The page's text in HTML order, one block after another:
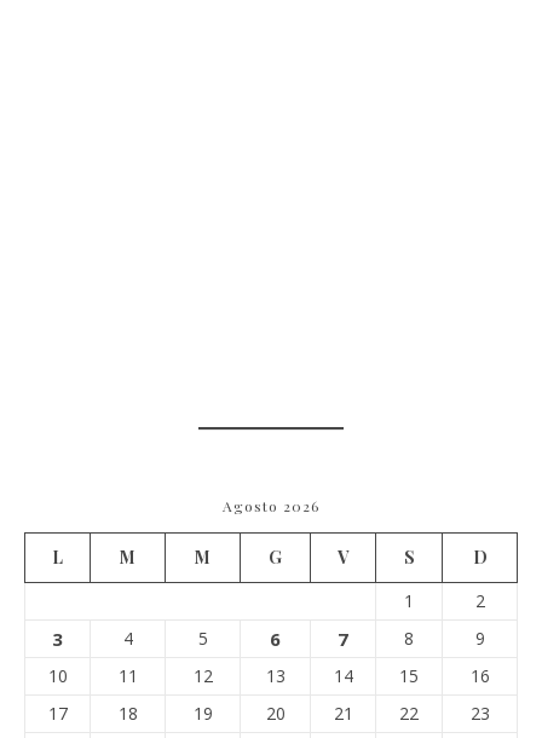
Agosto 2026
L M M G V S
D
1
2
3 4 5 6 7 8
9
10
11 12 13 14 15
16
17
18 19 20 21 22
23